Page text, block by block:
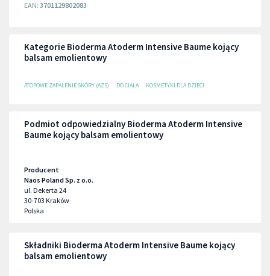
EAN: 3701129802083
Kategorie Bioderma Atoderm Intensive Baume kojący
balsam emolientowy
ATOPOWE ZAPALENIE SKÓRY (AZS) DO CIAŁA KOSMETYKI DLA DZIECI
Podmiot odpowiedzialny Bioderma Atoderm Intensive
Baume kojący balsam emolientowy
Producent
Naos Poland Sp. z o.o.
ul. Dekerta 24
30-703 Kraków
Polska
Składniki Bioderma Atoderm Intensive Baume kojący
balsam emolientowy